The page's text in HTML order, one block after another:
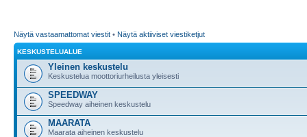
Näytä vastaamattomat viestit • Näytä aktiiviset viestiketjut
KESKUSTELUALUE
Yleinen keskustelu
Keskustelua moottoriurheilusta yleisesti
SPEEDWAY
Speedway aiheinen keskustelu
MAARATA
Maarata aiheinen keskustelu